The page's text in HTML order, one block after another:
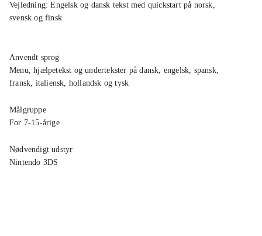
Vejledning: Engelsk og dansk tekst med quickstart på norsk,
svensk og finsk
Anvendt sprog
Menu, hjælpetekst og undertekster på dansk, engelsk, spansk,
fransk, italiensk, hollandsk og tysk
Målgruppe
For 7-15-årige
Nødvendigt udstyr
Nintendo 3DS